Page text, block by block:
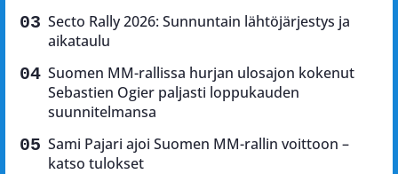
Secto Rally 2026: Sunnuntain lähtöjärjestys ja
aikataulu
Suomen MM-rallissa hurjan ulosajon kokenut
Sebastien Ogier paljasti loppukauden
suunnitelmansa
Sami Pajari ajoi Suomen MM-rallin voittoon –
katso tulokset